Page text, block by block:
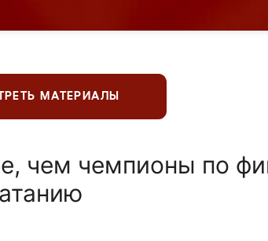
МАТЕРИАЛЫ
чем чемпионы по